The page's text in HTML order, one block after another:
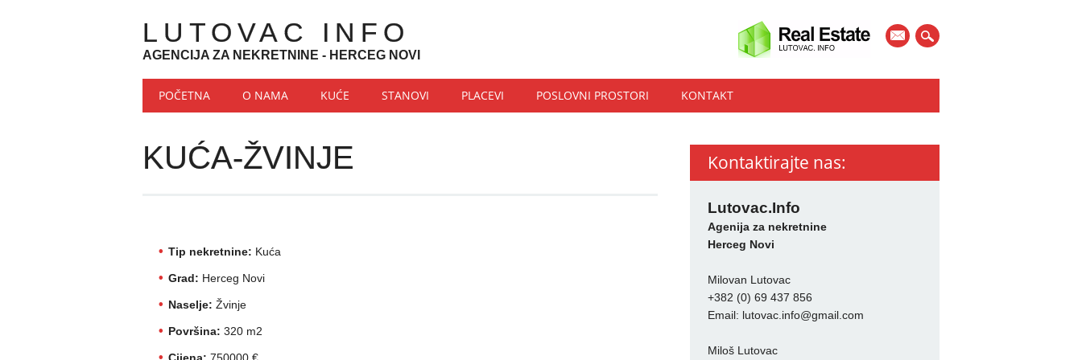
mail
LUTOVAC INFO
AGENCIJA ZA NEKRETNINE - HERCEG NOVI
Main menu
Skip to content
POČETNA O NAMA KUĆE STANOVI PLACEVI POSLOVNI PROSTORI KONTAKT
KUĆA-ŽVINJE
Tip nekretnine: Kuća
Grad: Herceg Novi
Naselje: Žvinje
Površina: 320 m2
Kontaktirajte nas:
Lutovac.Info
Agenija za nekretnine
Herceg Novi
Milovan Lutovac
+382 (0) 69 437 856
Email: lutovac.info@gmail.com
Miloš Lutovac